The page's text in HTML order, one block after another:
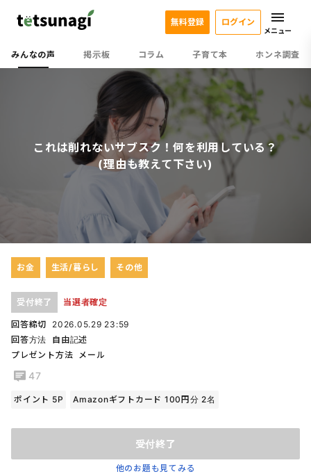
みんなの声 掲示板 コラム 子育て本 ホンネ調査
無料登録 ログイン
メニュー
これは削れないサブスク！何を利用している？
(理由も教えて下さい)
お金 生活/暮らし その他
受付終了 当選者確定
回答締切
2026.05.29 23:59
回答方法
自由記述
プレゼント方法
メール
47
ポイント 5P Amazonギフトカード 100円分 2名
受付終了
他のお題も見てみる